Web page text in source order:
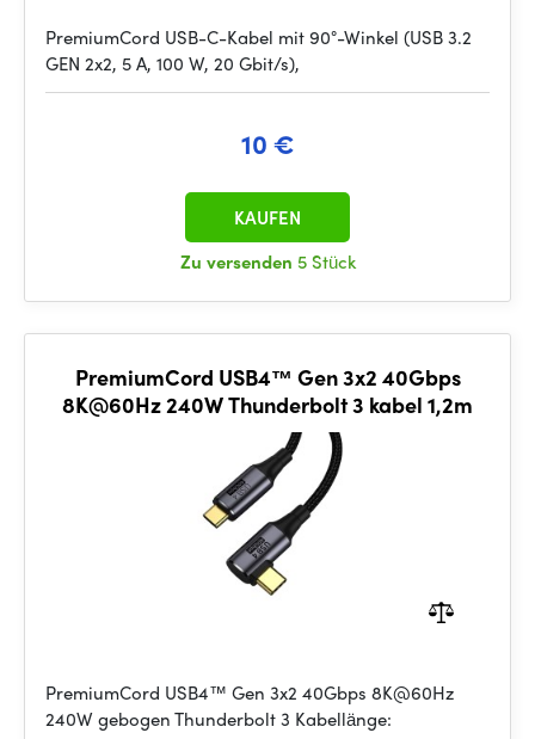
PremiumCord USB-C-Kabel mit 90°-Winkel (USB 3.2
GEN 2x2, 5 A, 100 W, 20 Gbit/s),
10 €
Zu versenden 5 Stück
KAUFEN
PremiumCord USB4™ Gen 3x2 40Gbps
8K@60Hz 240W Thunderbolt 3 kabel 1,2m
PremiumCord USB4™ Gen 3x2 40Gbps 8K@60Hz
240W gebogen Thunderbolt 3 Kabellänge: